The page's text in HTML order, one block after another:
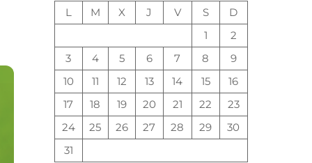
L
M X J V S
D
1
2
3
4 5 6 7 8
9
10
11 12 13 14 15
16
17
18 19 20 21 22
23
24
25 26 27 28 29
30
31